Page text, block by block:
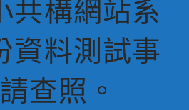
共構網站系
資料測試事
查照。